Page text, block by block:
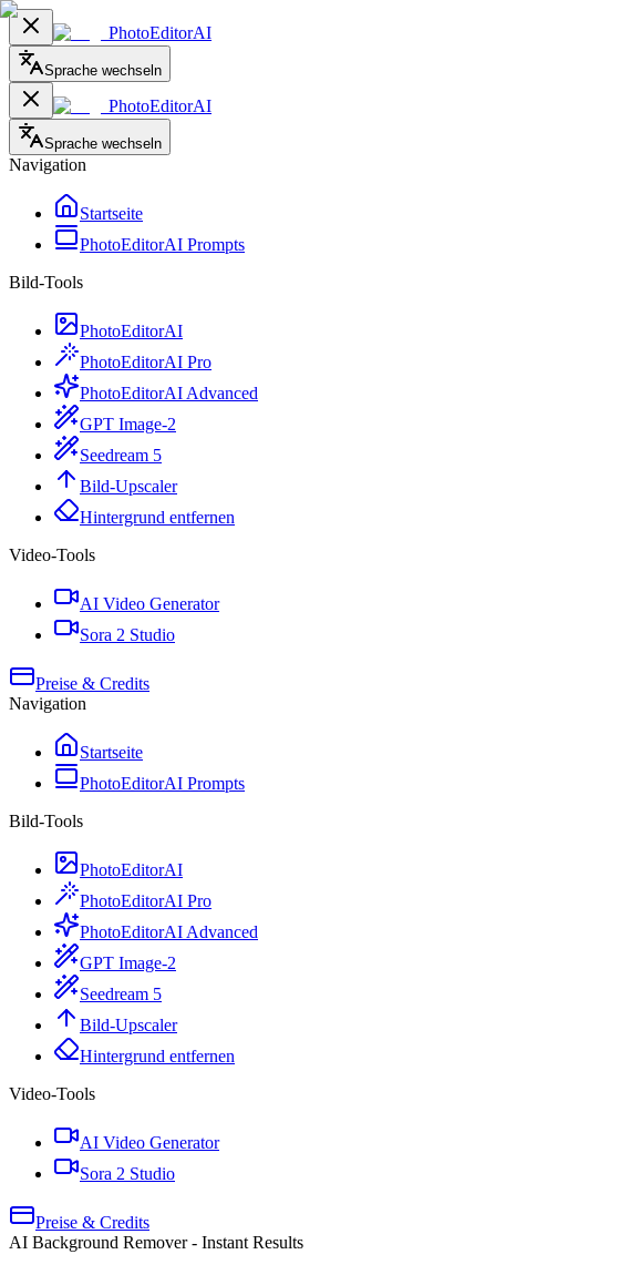
PhotoEditorAI
Sprache wechseln
PhotoEditorAI
Sprache wechseln
Navigation
Startseite
PhotoEditorAI Prompts
Bild-Tools
PhotoEditorAI
PhotoEditorAI Pro
PhotoEditorAI Advanced
GPT Image-2
Seedream 5
Bild-Upscaler
Hintergrund entfernen
Video-Tools
AI Video Generator
Sora 2 Studio
Preise & Credits
Navigation
Startseite
PhotoEditorAI Prompts
Bild-Tools
PhotoEditorAI
PhotoEditorAI Pro
PhotoEditorAI Advanced
GPT Image-2
Seedream 5
Bild-Upscaler
Hintergrund entfernen
Video-Tools
AI Video Generator
Sora 2 Studio
Preise & Credits
AI Background Remover - Instant Results